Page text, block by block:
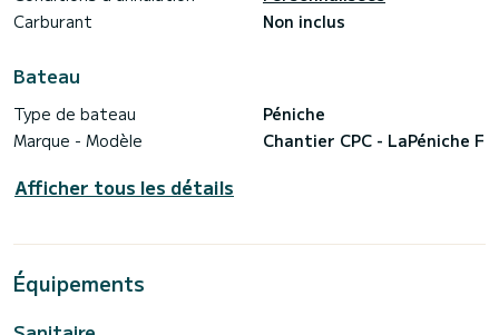
Carburant
Non inclus
Bateau
Type de bateau
Péniche
Marque - Modèle
Chantier CPC - LaPéniche F
Afficher tous les détails
Équipements